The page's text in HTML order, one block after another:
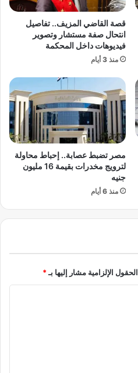
قصة القاضي المزيف.. تفاصيل
انتحال صفة مستشار وتصوير
فيديوهات داخل المحكمة
منذ 3 أيام
مصر تضبط عصابة.. إحباط محاولة
لترويج مخدرات بقيمة 16 مليون
جنيه
منذ 6 أيام
الحقول الإلزامية مشار إليها بـ*